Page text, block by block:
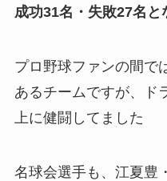
成功31名・失敗27名と
プロ野球ファンの間で
あるチームですが、ド
上に健闘してました
名球会選手も、江夏豊